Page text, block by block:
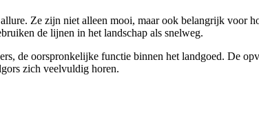
Ze zijn niet alleen mooi, maar ook belangrijk voor
de lijnen in het landschap als snelweg.
de oorspronkelijke functie binnen het landgoed. De
zich veelvuldig horen.